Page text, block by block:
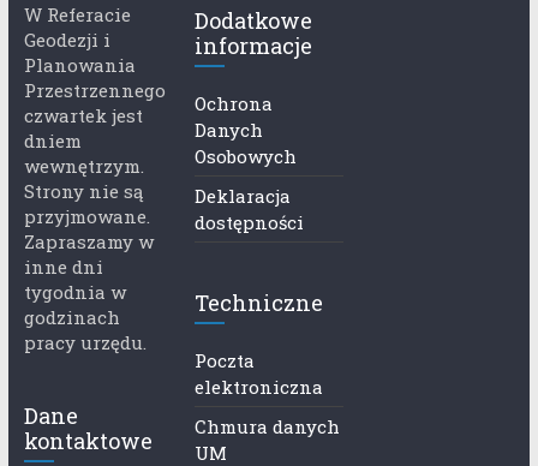
W Referacie
Geodezji i
Planowania
Przestrzennego
czwartek jest
dniem
wewnętrzym.
Strony nie są
przyjmowane.
Zapraszamy w
inne dni
tygodnia w
godzinach
pracy urzędu.
Dane
kontaktowe
Dodatkowe
informacje
Ochrona
Danych
Osobowych
Deklaracja
dostępności
Techniczne
Poczta
elektroniczna
Chmura danych
UM